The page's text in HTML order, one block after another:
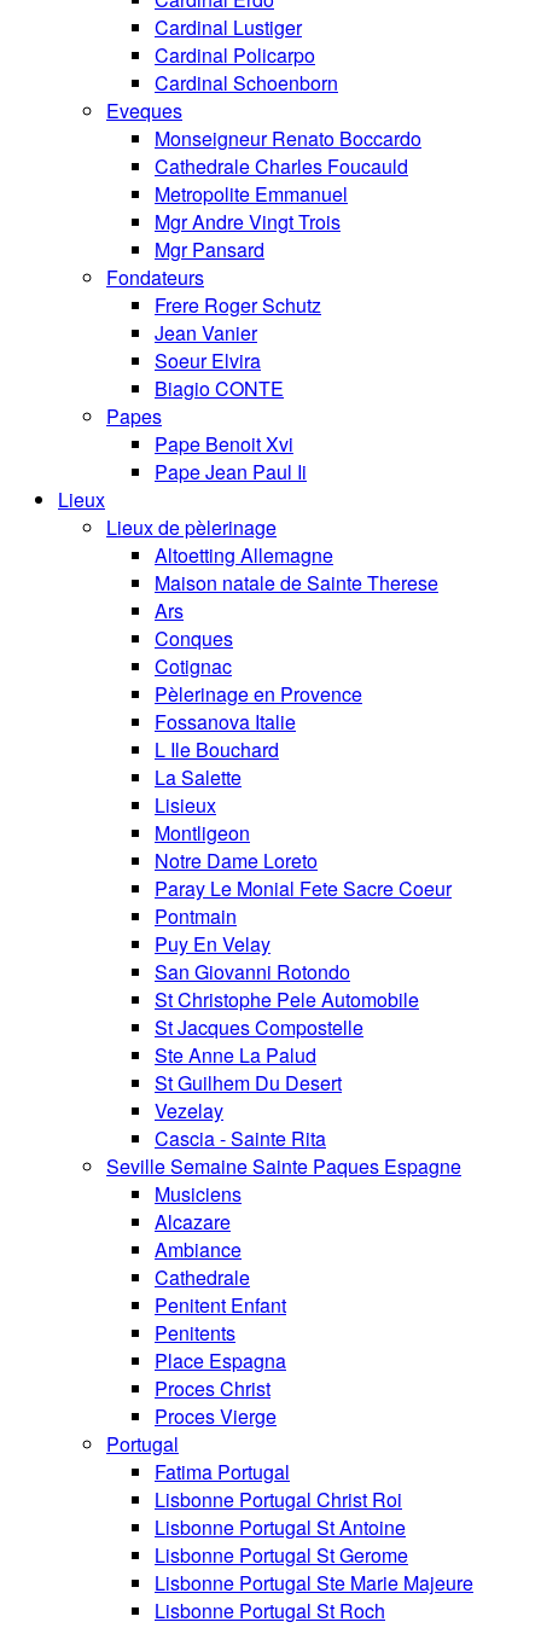
Cardinal Lustiger
Cardinal Policarpo
Cardinal Schoenborn
Eveques
Monseigneur Renato Boccardo
Cathedrale Charles Foucauld
Metropolite Emmanuel
Mgr Andre Vingt Trois
Mgr Pansard
Fondateurs
Frere Roger Schutz
Jean Vanier
Soeur Elvira
Biagio CONTE
Papes
Pape Benoit Xvi
Pape Jean Paul Ii
Lieux
Lieux de pèlerinage
Altoetting Allemagne
Maison natale de Sainte Therese
Ars
Conques
Cotignac
Pèlerinage en Provence
Fossanova Italie
L Ile Bouchard
La Salette
Lisieux
Montligeon
Notre Dame Loreto
Paray Le Monial Fete Sacre Coeur
Pontmain
Puy En Velay
San Giovanni Rotondo
St Christophe Pele Automobile
St Jacques Compostelle
Ste Anne La Palud
St Guilhem Du Desert
Vezelay
Cascia - Sainte Rita
Seville Semaine Sainte Paques Espagne
Musiciens
Alcazare
Ambiance
Cathedrale
Penitent Enfant
Penitents
Place Espagna
Proces Christ
Proces Vierge
Portugal
Fatima Portugal
Lisbonne Portugal Christ Roi
Lisbonne Portugal St Antoine
Lisbonne Portugal St Gerome
Lisbonne Portugal Ste Marie Majeure
Lisbonne Portugal St Roch